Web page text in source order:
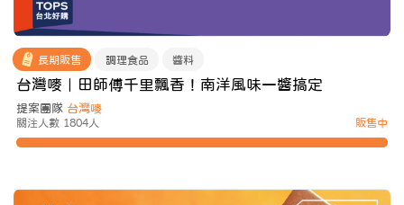
長期販售 調理食品 醬料
台灣嘜｜田師傅千里飄香！南洋風味一醬搞定
提案團隊 台灣嘜
關注人數 1804人 販售中